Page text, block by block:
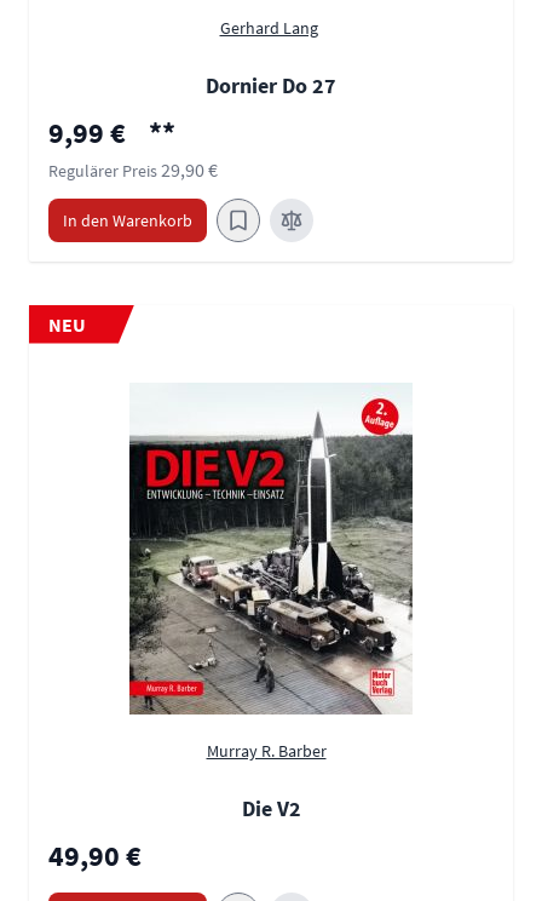
Gerhard Lang
Dornier Do 27
Sonderpreis
9,99 € **
Regulärer Preis29,90 €
In den Warenkorb
NEU
Murray R. Barber
Die V2
49,90 €